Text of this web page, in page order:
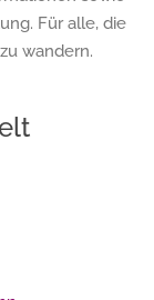
Für alle, die
wandern.